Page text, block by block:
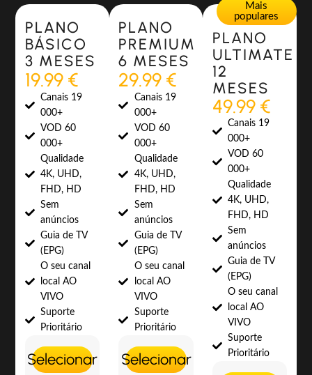
Most Popular
PLANO
BÁSICO
3 MESES
19.99 €
Canais 19
000+
VOD 60
000+
Qualidade
4K, UHD,
FHD, HD
Sem
anúncios
Guia de TV
(EPG)
O seu canal
local AO
VIVO
Suporte
Prioritário
Selecionar
Most Popular
PLANO
PREMIUM
6 MESES
29.99 €
Canais 19
000+
VOD 60
000+
Qualidade
4K, UHD,
FHD, HD
Sem
anúncios
Guia de TV
(EPG)
O seu canal
local AO
VIVO
Suporte
Prioritário
Selecionar
Mais
populares
PLANO
ULTIMATE
12
MESES
49.99 €
Canais 19
000+
VOD 60
000+
Qualidade
4K, UHD,
FHD, HD
Sem
anúncios
Guia de TV
(EPG)
O seu canal
local AO
VIVO
Suporte
Prioritário